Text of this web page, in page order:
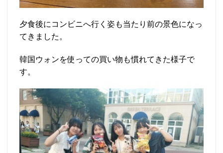
夕食後にコンビニへ行く姿も当たり前の景色になっ
てきました。
韓国ウォンを使っての買い物も慣れてきた様子で
す。